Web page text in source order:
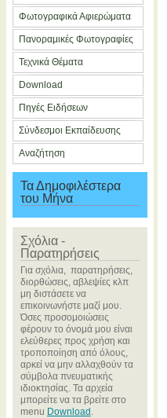
Φωτογραφικά Αφιερώματα
Πανοραμικές Φωτογραφίες
Τεχνικά Θέματα
Download
Πηγές Ειδήσεων
Σύνδεσμοι Εκπαίδευσης
Αναζήτηση
Τα Δημοφιλέστερα
του Μήνα
Σχόλια -
Παρατηρήσεις
Για σχόλια, παρατηρήσεις,
διορθώσεις, αβλεψίες κλπ
μη διστάσετε να
επικοινωνήστε μαζί μου.
Όσες προσομοιώσεις
φέρουν το όνομά μου είναι
ελεύθερες προς χρήση και
τροποποίηση από όλους,
αρκεί να μην αλλαχθούν τα
σύμβολα πνευματικής
ιδιοκτησίας. Τα αρχεία
μπορείτε να τα βρείτε στο
menu Download .